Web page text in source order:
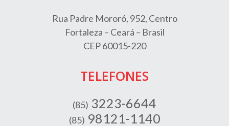
Rua Padre Mororó, 952, Centro
Fortaleza – Ceará – Brasil
CEP 60015-220
TELEFONES
(85) 3223-6644
(85) 98121-1140